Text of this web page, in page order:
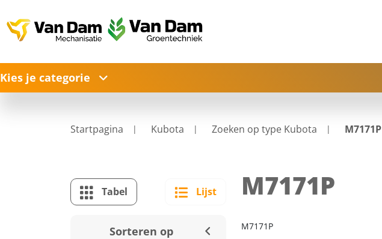
Kies je categorie
Startpagina Kubota Zoeken op type Kubota M7171P
Tabel Lijst
Sorteren op
M7171P
M7171P